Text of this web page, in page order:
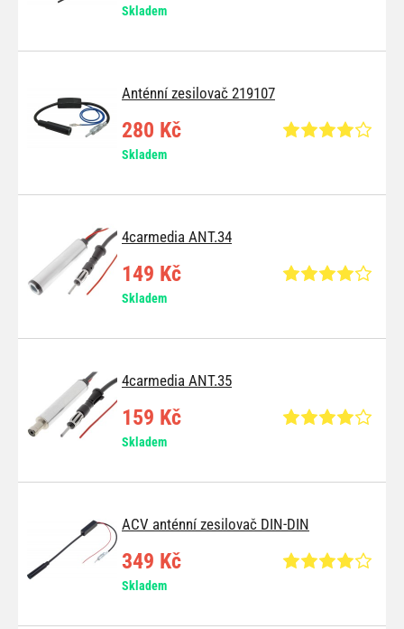
Skladem
Anténní zesilovač 219107
280 Kč
Skladem
4carmedia ANT.34
149 Kč
Skladem
4carmedia ANT.35
159 Kč
Skladem
ACV anténní zesilovač DIN-DIN
349 Kč
Skladem